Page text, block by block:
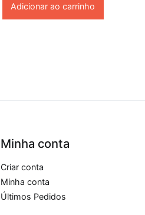
Adicionar ao carrinho
Minha conta
Criar conta
Minha conta
Últimos Pedidos